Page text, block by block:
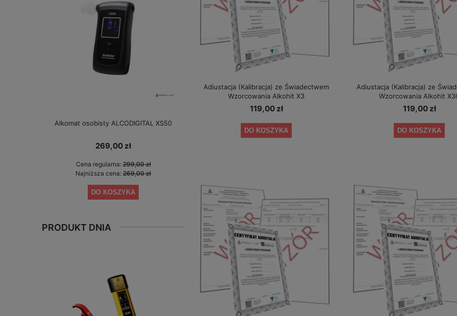
Alkomat osobisty ALCODIGITAL XS50
269,00 zł
Cena regularna:299,00 zł
Najniższa cena: 269,00 zł
DO KOSZYKA
Alkomat bez ustnika AlcoDigital ONE 2 lata
gwarancji + okresowe kalibracje gratis
DO KOSZYKA
Alkomat AlcoFind Elite + kalibracje
DO KOSZYKA
PRODUKT DNIA
Adiustacja (Kalibracja) ze Świadectwem
Wzorcowania Alkohit X3
119,00 zł
DO KOSZYKA
Adiustacja (Kalibracja) ze
Wzorcowania Alkohit
119,00 zł
DO KOSZYKA